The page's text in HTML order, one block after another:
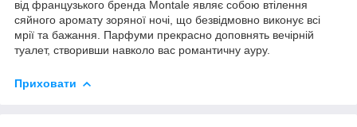
від французького бренда Montale являє собою втілення
сяйного аромату зоряної ночі, що безвідмовно виконує всі
мрії та бажання. Парфуми прекрасно доповнять вечірній
туалет, створивши навколо вас романтичну ауру.
Приховати